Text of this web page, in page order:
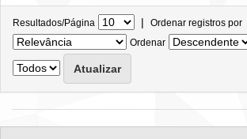
Resultados/Página | Ordenar registros por
Ordenar